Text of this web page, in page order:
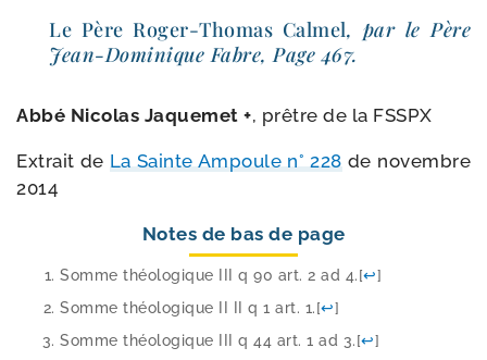
Le Père Roger-​Thomas Calmel, par le Père
Jean-​Dominique Fabre, Page 467.
Abbé Nicolas Jaquemet +, prêtre de la FSSPX
Extrait de La Sainte Ampoule n° 228 de novembre
2014
Notes de bas de page
Somme théo­lo­gique III q 90 art. 2 ad 4.[↩]
Somme théo­lo­gique II II q 1 art. 1.[↩]
Somme théo­lo­gique III q 44 art. 1 ad 3.[↩]